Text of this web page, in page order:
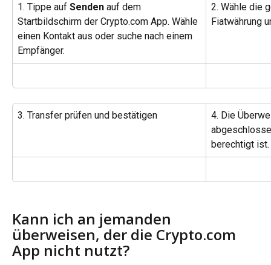
1. Tippe auf Senden auf dem
Startbildschirm der Crypto.com App. Wähle
einen Kontakt aus oder suche nach einem
Empfänger.
2. Wähle die
Fiatwährung
3. Transfer prüfen und bestätigen
4. Die
berechtigt ist.
Kann ich an jemanden
überweisen, der die Crypto.com
App nicht nutzt?